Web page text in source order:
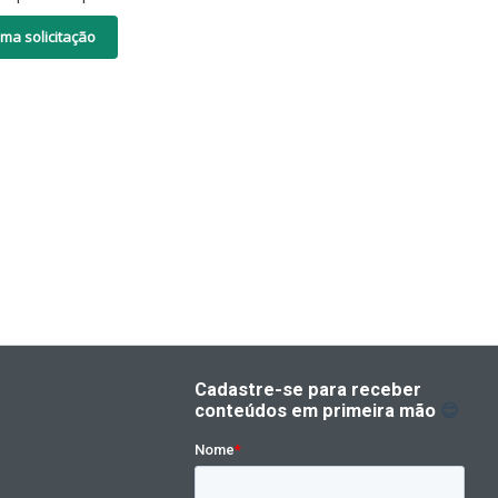
solicitação